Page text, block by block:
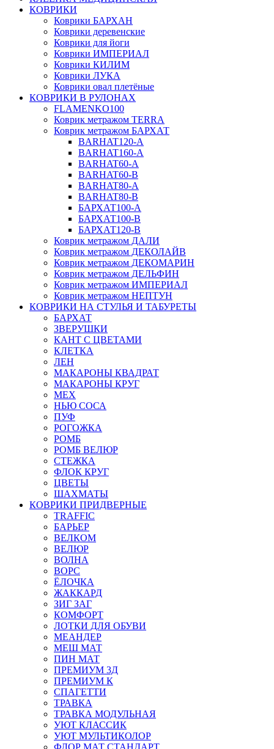
КОВРИКИ
Коврики БАРХАН
Коврики деревенские
Коврики для йоги
Коврики ИМПЕРИАЛ
Коврики КИЛИМ
Коврики ЛУКА
Коврики овал плетёные
КОВРИКИ В РУЛОНАХ
FLAMENKO100
Коврик метражом TERRA
Коврик метражом БАРХАТ
BARHAT120-A
BARHAT160-A
BARHAT60-A
BARHAT60-B
BARHAT80-A
BARHAT80-B
БАРХАТ100-A
БАРХАТ100-B
БАРХАТ120-B
Коврик метражом ДАЛИ
Коврик метражом ДЕКОЛАЙВ
Коврик метражом ДЕКОМАРИН
Коврик метражом ДЕЛЬФИН
Коврик метражом ИМПЕРИАЛ
Коврик метражом НЕПТУН
КОВРИКИ НА СТУЛЬЯ И ТАБУРЕТЫ
БАРХАТ
ЗВЕРУШКИ
КАНТ С ЦВЕТАМИ
КЛЕТКА
ЛЕН
МАКАРОНЫ КВАДРАТ
МАКАРОНЫ КРУГ
МЕХ
НЬЮ СОСА
ПУФ
РОГОЖКА
РОМБ
РОМБ ВЕЛЮР
СТЕЖКА
ФЛОК КРУГ
ЦВЕТЫ
ШАХМАТЫ
КОВРИКИ ПРИДВЕРНЫЕ
TRAFFIC
БАРЬЕР
ВЕЛКОМ
ВЕЛЮР
ВОЛНА
ВОРС
ЁЛОЧКА
ЖАККАРД
ЗИГ ЗАГ
КОМФОРТ
ЛОТКИ ДЛЯ ОБУВИ
МЕАНДЕР
МЕШ МАТ
ПИН МАТ
ПРЕМИУМ 3Д
ПРЕМИУМ К
СПАГЕТТИ
ТРАВКА
ТРАВКА МОДУЛЬНАЯ
УЮТ КЛАССИК
УЮТ МУЛЬТИКОЛОР